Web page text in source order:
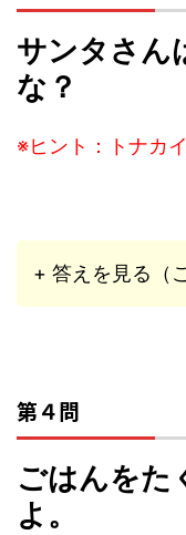
サンタさん
な？
※ヒント：トナカ
+ 答えを見る（
第４問
ごはんをた
よ。